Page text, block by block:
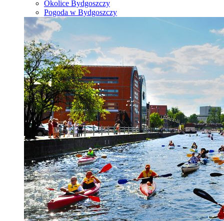
Okolice Bydgoszczy
Pogoda w Bydgoszczy